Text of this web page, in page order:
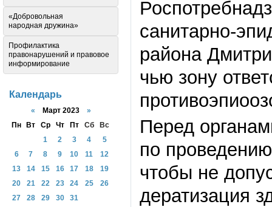
санитарно-
района
чью зону
Перед
по
чтобы не
дератизация
«Добровольная
народная дружина»
Профилактика
правонарушений и правовое
информирование
Календарь
« Март 2023 »
Пн
Вт Ср Чт Пт Сб
Вс
1
2 3 4
5
6
7 8 9 10 11
12
13
14 15 16 17 18
19
20
21 22 23 24 25
26
27
28 29 30 31